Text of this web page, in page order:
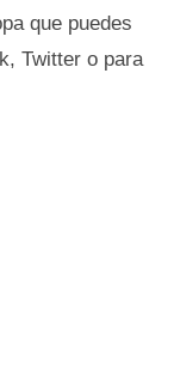
que puedes
Twitter o para